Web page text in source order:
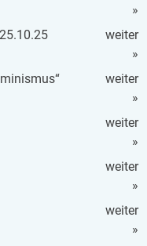
»
wei­ter
»
wei­ter
»
wei­ter
»
wei­ter
»
wei­ter
»